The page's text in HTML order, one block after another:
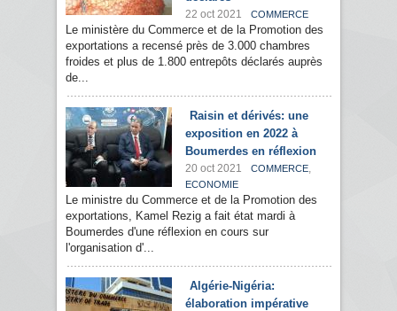
22 oct 2021 COMMERCE
Le ministère du Commerce et de la Promotion des
exportations a recensé près de 3.000 chambres
froides et plus de 1.800 entrepôts déclarés auprès
de...
Raisin et dérivés: une
exposition en 2022 à
Boumerdes en réflexion
20 oct 2021 COMMERCE,
ECONOMIE
Le ministre du Commerce et de la Promotion des
exportations, Kamel Rezig a fait état mardi à
Boumerdes d'une réflexion en cours sur
l'organisation d'...
Algérie-Nigéria:
élaboration impérative